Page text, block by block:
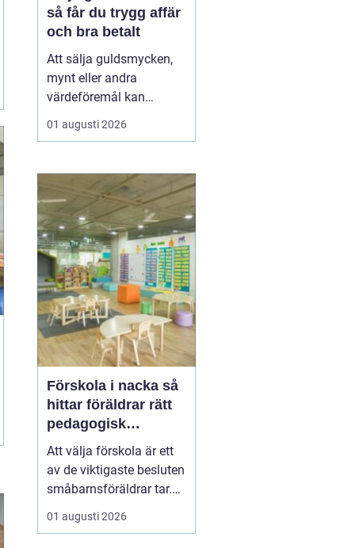
så får du trygg affär
och bra betalt
Att sälja guldsmycken,
mynt eller andra
värdeföremål kan
kännas både lockande
och osäkert på samma
smyckena är värda mer
än bara metallvärdet, hur
processen går till och
vilken köpare som går
att lita på. För den som
söker infor...
01 augusti 2026
Förskola i nacka så
hittar föräldrar rätt
pedagogisk
trygghet
Att välja förskola är ett
av de viktigaste besluten
småbarnsföräldrar tar.
Omsorg, trygghet,
pedagogik och praktisk
01 augusti 2026